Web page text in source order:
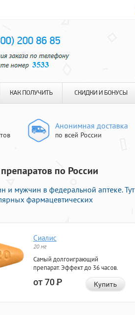
КАК ПОЛУЧИТЬ СКИДКИ И БОНУСЫ
Анонимная доставка
по всей России
по России
мужчин в федеральной аптеке. Тут
фармацевтических
Сиалис
20 мг
Самый долгоиграющий
препарат. Эффект до 36 часов.
от 70Р Купить